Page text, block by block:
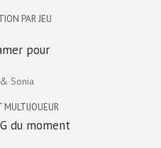
PAR JEU
pour
Sonia
MULTIJOUEUR
du moment